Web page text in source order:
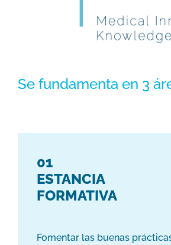
Se fundamenta en 3
01
ESTANCIA
FORMATIVA
Fomentar las buenas